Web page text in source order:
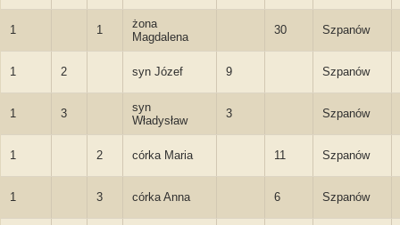
1 1
żona
Magdalena
30 Szpanów
1 2 syn Józef 9 Szpanów
1 3
syn
Władysław
3 Szpanów
1 2 córka Maria 11 Szpanów
1 3 córka Anna 6 Szpanów